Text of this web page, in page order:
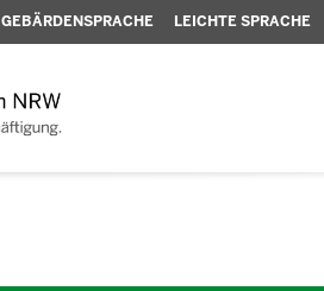
GEBÄRDENSPRACHE LEICHTE SPRACHE